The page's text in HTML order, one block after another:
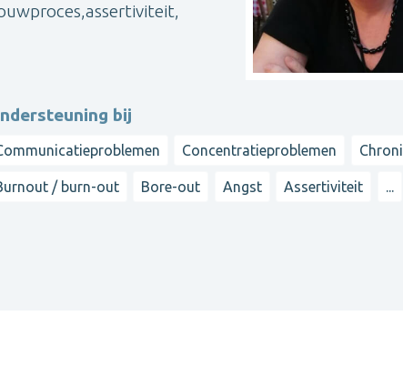
bij
Concentratieproblemen
/ burn-out Bore-out Angst Assertiviteit ...